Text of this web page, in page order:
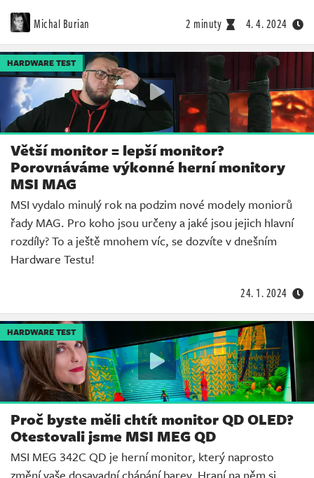
Michal Burian 2 minuty 4. 4. 2024
HARDWARE TEST
Větší monitor = lepší monitor?
Porovnáváme výkonné herní monitory
MSI MAG
MSI vydalo minulý rok na podzim nové modely moniorů
řady MAG. Pro koho jsou určeny a jaké jsou jejich hlavní
rozdíly? To a ještě mnohem víc, se dozvíte v dnešním
Hardware Testu!
24. 1. 2024
HARDWARE TEST
Proč byste měli chtít monitor QD OLED?
Otestovali jsme MSI MEG QD
MSI MEG 342C QD je herní monitor, který naprosto